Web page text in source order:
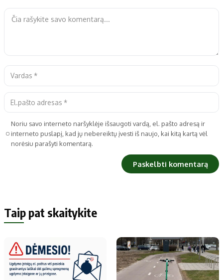
Noriu savo interneto naršyklėje išsaugoti vardą, el. pašto adresą ir
interneto puslapį, kad jų nebereiktų įvesti iš naujo, kai kitą kartą vėl
norėsiu parašyti komentarą.
Taip pat skaitykite